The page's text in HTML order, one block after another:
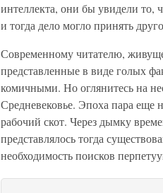
интеллекта, они бы увидели то,
и тогда дело могло принять
Современному читателю,
представленные в виде голых
комичными. Но оглянитесь на
Средневековье. Эпоха пара еще
рабочий скот. Через дымку
представлялось тогда
необходимость поисков